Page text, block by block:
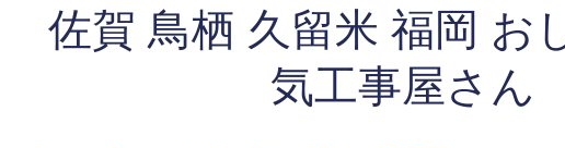
佐賀 鳥栖 久留米 福岡 お
気工事屋さん